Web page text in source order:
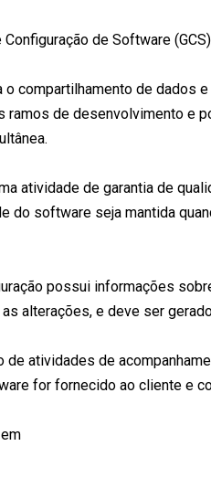
de Software
compartilhamento de dados
ramos de desenvolvimento e
atividade de garantia de
do software seja mantida
possui informações
alterações, e deve ser
de atividades de
for fornecido ao cliente e